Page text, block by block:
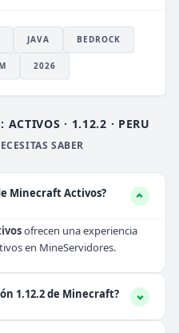
JAVA BEDROCK
2026
ACTIVOS · 1.12.2 · PERU
SABER
Minecraft Activos?
ofrecen una experiencia
en MineServidores.
1.12.2 de Minecraft?